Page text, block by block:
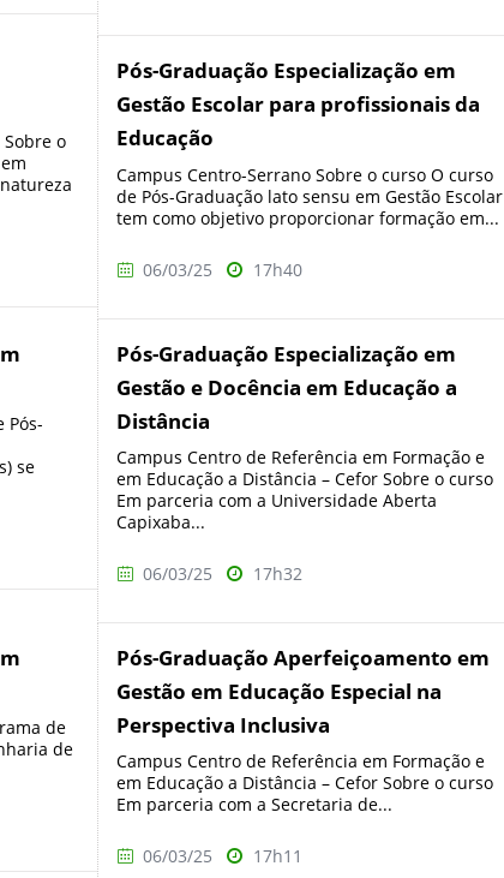
o
Pós-Graduação Especialização em
Gestão Escolar para profissionais da
Educação
Campus Centro-Serrano Sobre o curso O curso
de Pós-Graduação lato sensu em Gestão Escolar
tem como objetivo proporcionar formação em...
06/03/25 17h40
Pós-
se
Pós-Graduação Especialização em
Gestão e Docência em Educação a
Distância
Campus Centro de Referência em Formação e
em Educação a Distância – Cefor Sobre o curso
Em parceria com a Universidade Aberta
Capixaba...
06/03/25 17h32
de
de
Pós-Graduação Aperfeiçoamento em
Gestão em Educação Especial na
Perspectiva Inclusiva
Campus Centro de Referência em Formação e
em Educação a Distância – Cefor Sobre o curso
Em parceria com a Secretaria de...
06/03/25 17h11